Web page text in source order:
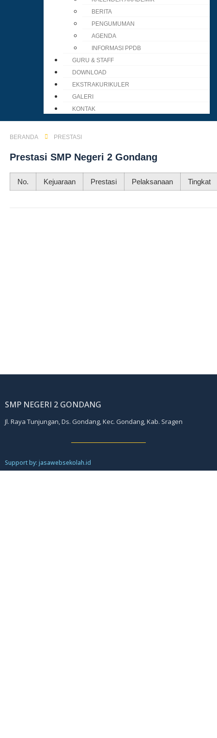
BERITA
PENGUMUMAN
AGENDA
INFORMASI PPDB
GURU & STAFF
DOWNLOAD
EKSTRAKURIKULER
GALERI
KONTAK
BERANDA PRESTASI
Prestasi SMP Negeri 2 Gondang
No. Kejuaraan Prestasi Pelaksanaan Tingkat
SMP NEGERI 2 GONDANG
Jl. Raya Tunjungan, Ds. Gondang, Kec. Gondang, Kab. Sragen
Support by: jasawebsekolah.id